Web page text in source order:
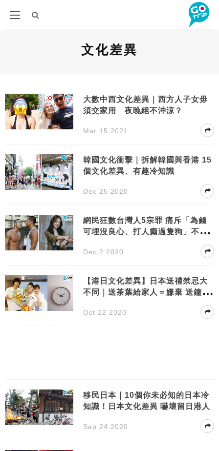
文化差異
大數中西文化差異｜西方人子女毋
須交家用 夜晚絕不沖涼？
Mar 15 2021
韓國文化衝擊｜拆解韓國與香港 15
個文化差異、有趣冷知識
Dec 25 2020
網民狂數台灣人5宗罪 痛斥「為錢
可埋沒良心、打人癲過隻狗」不少
Dec 2 2020
【港日文化差異】日本送禮禁忌大
不同｜送茶葉給家人＝嫌棄 送鐘＝
Oct 22 2020
移民日本｜10個你未必知的日本冷
知識！日本文化差異 嚇壞留日港人
Sep 24 2020